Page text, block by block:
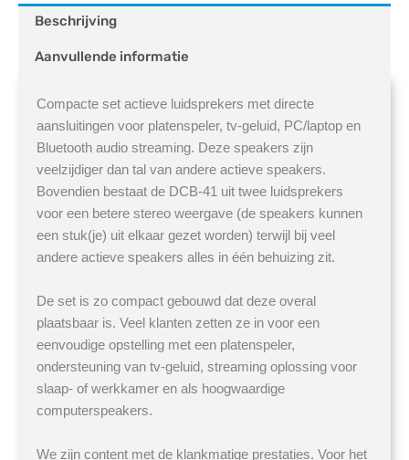
Beschrijving
Aanvullende informatie
Compacte set actieve luidsprekers met directe
aansluitingen voor platenspeler, tv-geluid, PC/laptop en
Bluetooth audio streaming. Deze speakers zijn
veelzijdiger dan tal van andere actieve speakers.
Bovendien bestaat de DCB-41 uit twee luidsprekers
voor een betere stereo weergave (de speakers kunnen
een stuk(je) uit elkaar gezet worden) terwijl bij veel
andere actieve speakers alles in één behuizing zit.
De set is zo compact gebouwd dat deze overal
plaatsbaar is. Veel klanten zetten ze in voor een
eenvoudige opstelling met een platenspeler,
ondersteuning van tv-geluid, streaming oplossing voor
slaap- of werkkamer en als hoogwaardige
computerspeakers.
We zijn content met de klankmatige prestaties. Voor het